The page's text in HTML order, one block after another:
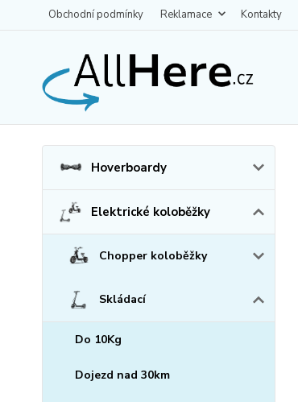
Obchodní podmínky Reklamace Kontakty
Hoverboardy
Elektrické koloběžky
Chopper koloběžky
Skládací
Do 10Kg
Dojezd nad 30km